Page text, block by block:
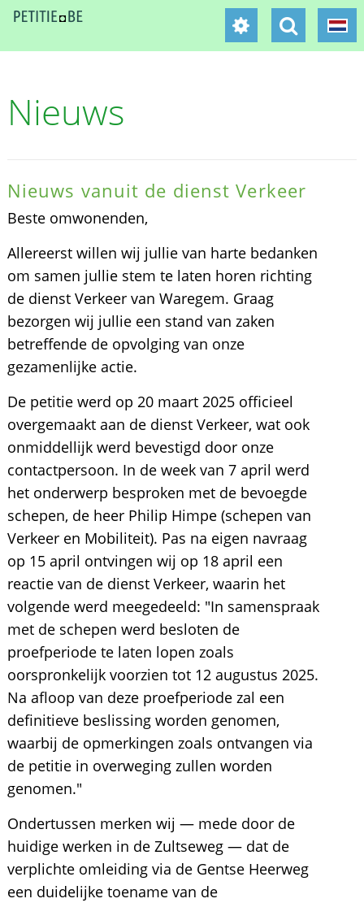
Nieuws
Nieuws vanuit de dienst Verkeer
Beste omwonenden,
Allereerst willen wij jullie van harte bedanken
om samen jullie stem te laten horen richting
de dienst Verkeer van Waregem. Graag
bezorgen wij jullie een stand van zaken
betreffende de opvolging van onze
gezamenlijke actie.
De petitie werd op 20 maart 2025 officieel
overgemaakt aan de dienst Verkeer, wat ook
onmiddellijk werd bevestigd door onze
contactpersoon. In de week van 7 april werd
het onderwerp besproken met de bevoegde
schepen, de heer Philip Himpe (schepen van
Verkeer en Mobiliteit). Pas na eigen navraag
op 15 april ontvingen wij op 18 april een
reactie van de dienst Verkeer, waarin het
volgende werd meegedeeld: "In samenspraak
met de schepen werd besloten de
proefperiode te laten lopen zoals
oorspronkelijk voorzien tot 12 augustus 2025.
Na afloop van deze proefperiode zal een
definitieve beslissing worden genomen,
waarbij de opmerkingen zoals ontvangen via
de petitie in overweging zullen worden
genomen."
Ondertussen merken wij — mede door de
huidige werken in de Zultseweg — dat de
verplichte omleiding via de Gentse Heerweg
een duidelijke toename van de